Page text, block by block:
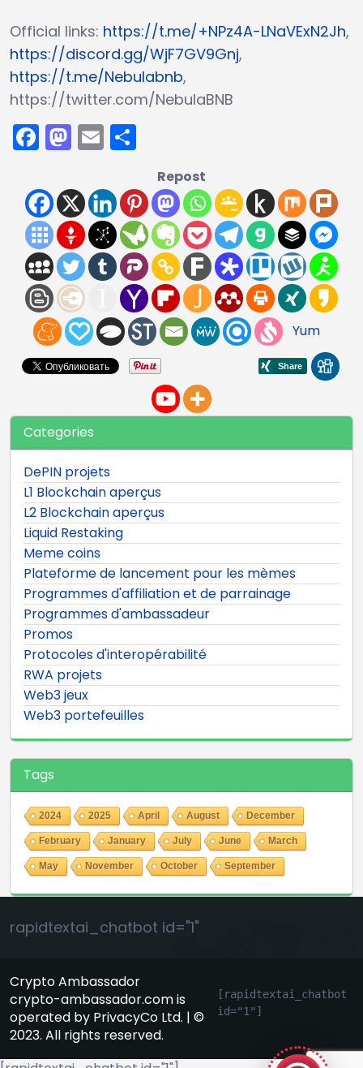
Official links: https://t.me/+NPz4A-LNaVExN2Jh,
https://discord.gg/WjF7GV9Gnj,
https://t.me/Nebulabnb,
https://twitter.com/NebulaBNB
Facebook
Mastodon
Email
Repost
Yum
Categories
DePIN projets
L1 Blockchain aperçus
L2 Blockchain aperçus
Liquid Restaking
Meme coins
Plateforme de lancement pour les mèmes
Programmes d'affiliation et de parrainage
Programmes d'ambassadeur
Promos
Protocoles d'interopérabilité
RWA projets
Web3 jeux
Web3 portefeuilles
Tags
2024 2025 April August December
February January July June March
May November October September
rapidtextai_chatbot id="1"
Crypto Ambassador
crypto-ambassador.com is
operated by PrivacyCo Ltd. | ©
2023. All rights reserved.
[rapidtextai_chatbot
id="1"]
GeekyBot